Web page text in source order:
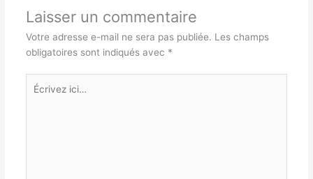
Laisser un commentaire
Votre adresse e-mail ne sera pas publiée. Les champs
obligatoires sont indiqués avec *
Écrivez
ici…